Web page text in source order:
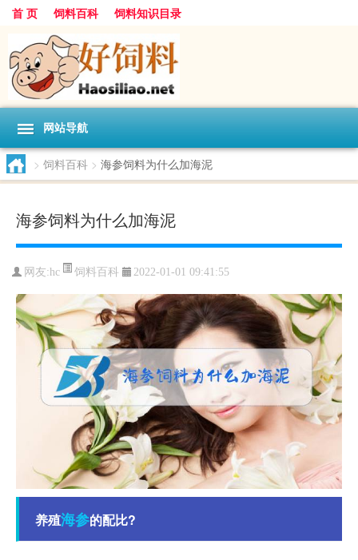
首 页 饲料百科 饲料知识目录
网站导航
> 饲料百科 > 海参饲料为什么加海泥
海参饲料为什么加海泥
网友:hc 饲料百科 2022-01-01 09:41:55
养殖海参的配比?